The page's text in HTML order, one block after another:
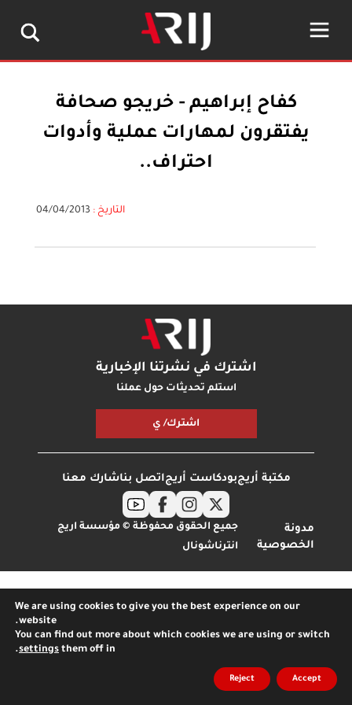
كفاح إبراهيم - خريجو صحافة
يفتقرون لمهارات عملية وأدوات
احتراف..
التاريخ : 04/04/2013
اشترك في نشرتنا الإخبارية
استلم تحديثات حول عملنا
اشترك/ ي
مكتبة أريجبودكاست أريجاتصل بناشارك معنا
مدونة
الخصوصية
جميع الحقوق محفوظة © مؤسسة اريج
انترناشونال
We are using cookies to give you the best experience on our
website.
You can find out more about which cookies we are using or switch
them off in
settings
.
Accept
Reject